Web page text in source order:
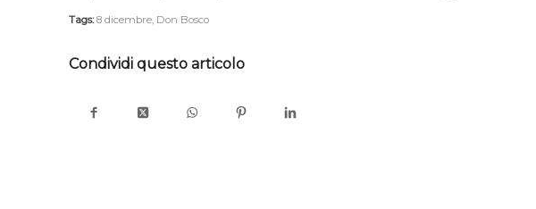
Tags: 8 dicembre, Don Bosco
Condividi questo articolo